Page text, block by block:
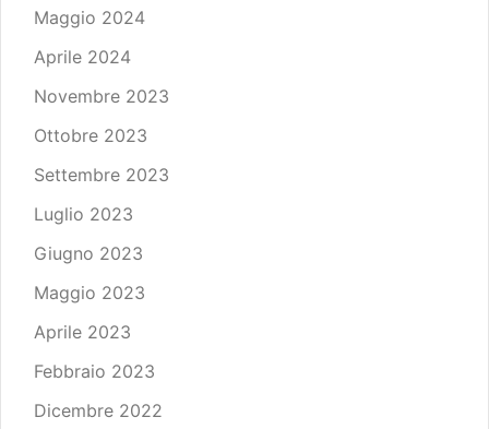
Maggio 2024
Aprile 2024
Novembre 2023
Ottobre 2023
Settembre 2023
Luglio 2023
Giugno 2023
Maggio 2023
Aprile 2023
Febbraio 2023
Dicembre 2022